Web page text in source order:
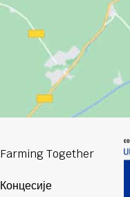
Farming Together
Концесије